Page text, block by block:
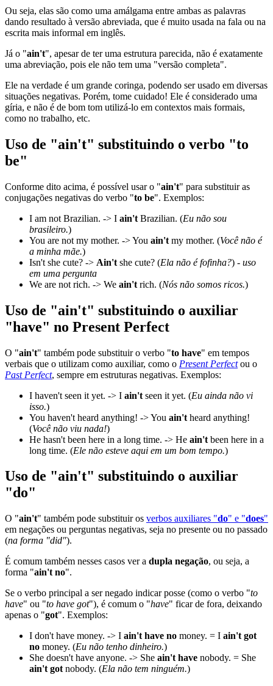
Ou seja, elas são como uma amálgama entre ambas as palavras
dando resultado à versão abreviada, que é muito usada na fala ou na
escrita mais informal em inglês.
Já o "ain't", apesar de ter uma estrutura parecida, não é exatamente
uma abreviação, pois ele não tem uma "versão completa".
Ele na verdade é um grande coringa, podendo ser usado em diversas
situações negativas. Porém, tome cuidado! Ele é considerado uma
gíria, e não é de bom tom utilizá-lo em contextos mais formais,
como no trabalho, etc.
Uso de "ain't" substituindo o verbo "to
be"
Conforme dito acima, é possível usar o "ain't" para substituir as
conjugações negativas do verbo "to be". Exemplos:
I am not Brazilian. -> I ain't Brazilian. (Eu não sou
brasileiro.)
You are not my mother. -> You ain't my mother. (Você não é
a minha mãe.)
Isn't she cute? -> Ain't she cute? (Ela não é fofinha?) - uso
em uma pergunta
We are not rich. -> We ain't rich. (Nós não somos ricos.)
Uso de "ain't" substituindo o auxiliar
"have" no Present Perfect
O "ain't" também pode substituir o verbo "to have" em tempos
verbais que o utilizam como auxiliar, como o Present Perfectou o
Past Perfect, sempre em estruturas negativas. Exemplos:
I haven't seen it yet. -> I ain't seen it yet. (Eu ainda não vi
isso.)
You haven't heard anything! -> You ain't heard anything!
(Você não viu nada!)
He hasn't been here in a long time. -> He ain't been here in a
long time. (Ele não esteve aqui em um bom tempo.)
Uso de "ain't" substituindo o auxiliar
"do"
O "ain't" também pode substituir os verbos auxiliares "do" e "does"
em negações ou perguntas negativas, seja no presente ou no passado
(na forma "did").
É comum também nesses casos ver a dupla negação, ou seja, a
forma "ain't no".
Se o verbo principal a ser negado indicar posse (como o verbo "to
have" ou "to have got"), é comum o "have" ficar de fora, deixando
apenas o "got". Exemplos:
I don't have money. -> I ain't have no money. = I ain't got
no money. (Eu não tenho dinheiro.)
She doesn't have anyone. -> She ain't have nobody. = She
ain't got nobody. (Ela não tem ninguém.)